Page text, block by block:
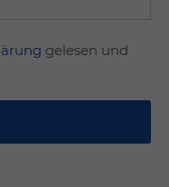
gelesen und